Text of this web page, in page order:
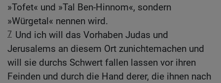
»Tofet« und »Tal Ben-Hinnom«, sondern
»Würgetal« nennen wird.
7 Und ich will das Vorhaben Judas und
Jerusalems an diesem Ort zunichtemachen und
will sie durchs Schwert fallen lassen vor ihren
Feinden und durch die Hand derer, die ihnen nach